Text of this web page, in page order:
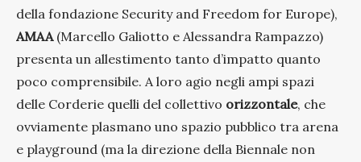
della fondazione Security and Freedom for Europe),
AMAA (Marcello Galiotto e Alessandra Rampazzo)
presenta un allestimento tanto d’impatto quanto
poco comprensibile. A loro agio negli ampi spazi
delle Corderie quelli del collettivo orizzontale, che
ovviamente plasmano uno spazio pubblico tra arena
e playground (ma la direzione della Biennale non